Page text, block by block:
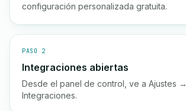
configuración personalizada gratuita.
PASO 2
Integraciones abiertas
Desde el panel de control, ve a Ajustes →
Integraciones.